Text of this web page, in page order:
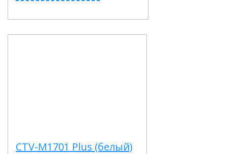
CTV-M1701 Plus (белый)